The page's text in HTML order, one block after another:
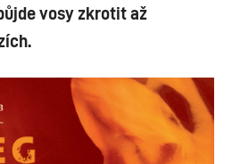
vosy zkrotit až